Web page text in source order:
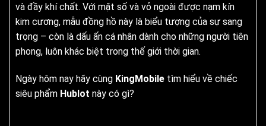
và đầy khí chất. Với mặt số và vỏ ngoài được nạm kín
kim cương, mẫu đồng hồ này là biểu tượng của sự sang
trọng – còn là dấu ấn cá nhân dành cho những người tiên
phong, luôn khác biệt trong thế giới thời gian.
Ngày hôm nay hãy cùng KingMobile tìm hiểu về chiếc
siêu phẩm Hublot này có gì?